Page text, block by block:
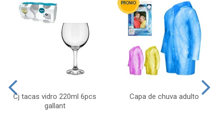
Cj tacas vidro 220ml 6pcs
gallant
Capa de chuva adulto